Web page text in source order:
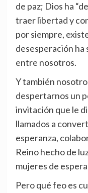
de paz; Dios ha
traer libertad y
por siempre,
desesperación ha
entre nosotros.
Y también
despertarnos un
invitación que le
llamados a
esperanza,
Reino hecho de
mujeres de
Pero qué feo es